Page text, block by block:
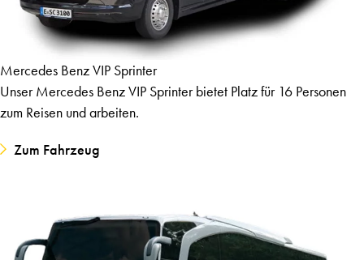
Mercedes Benz VIP Sprinter
Unser Mercedes Benz VIP Sprinter bietet Platz für 16 Personen
zum Reisen und arbeiten.
Zum Fahrzeug